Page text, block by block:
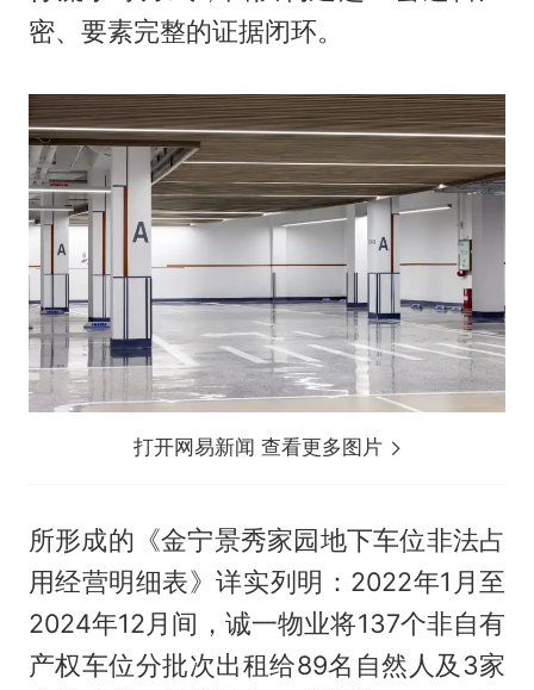
密、要素完整的证据闭环。
打开网易新闻 查看更多图片
所形成的《金宁景秀家园地下车位非法占
用经营明细表》详实列明：2022年1月至
2024年12月间，诚一物业将137个非自有
产权车位分批次出租给89名自然人及3家